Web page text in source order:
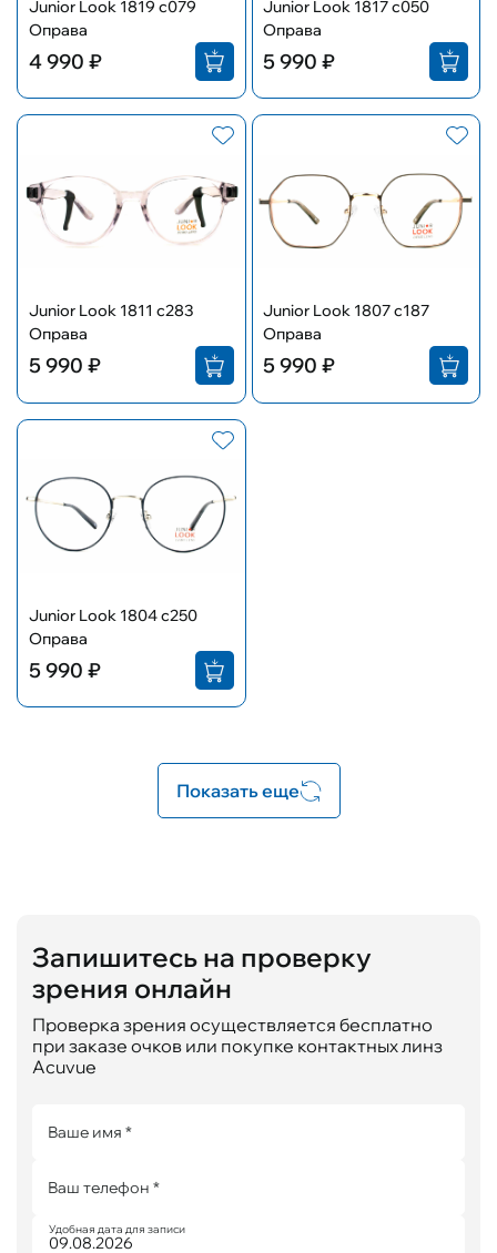
Junior Look 1819 c079
Оправа
4 990 ₽
Junior Look 1817 с050
Оправа
5 990 ₽
Junior Look 1811 c283
Оправа
5 990 ₽
Junior Look 1807 c187
Оправа
5 990 ₽
Junior Look 1804 c250
Оправа
5 990 ₽
Показать еще
Запишитесь на проверку
зрения онлайн
Проверка зрения осуществляется бесплатно
при заказе очков или покупке контактных линз
Acuvue
Ваше имя *
Ваш телефон *
Удобная дата для записи